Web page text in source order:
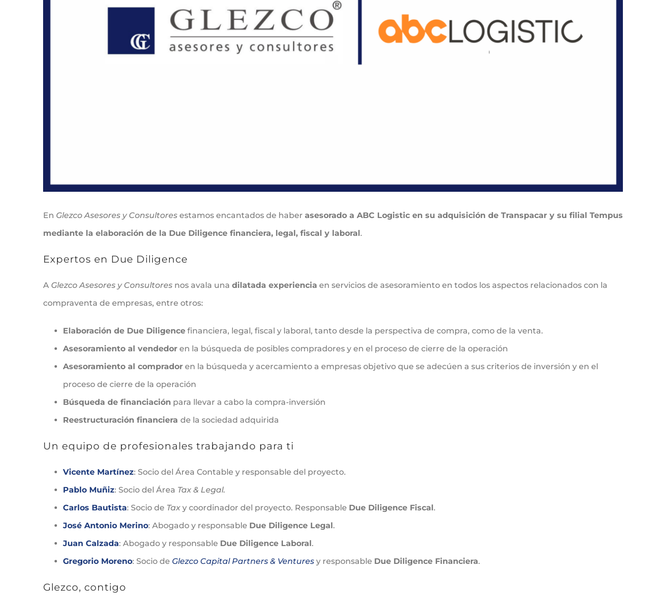
En Glezco Asesores y Consultores estamos encantados de haber asesorado a ABC Logistic en su adquisición de Transpacar y su filial Tempus
mediante la elaboración de la Due Diligence financiera, legal, fiscal y laboral.
Expertos en Due Diligence
A Glezco Asesores y Consultores nos avala una dilatada experiencia en servicios de asesoramiento en todos los aspectos relacionados con la
compraventa de empresas, entre otros:
Elaboración de Due Diligence financiera, legal, fiscal y laboral, tanto desde la perspectiva de compra, como de la venta.
Asesoramiento al vendedor en la búsqueda de posibles compradores y en el proceso de cierre de la operación
Asesoramiento al comprador en la búsqueda y acercamiento a empresas objetivo que se adecúen a sus criterios de inversión y en el
proceso de cierre de la operación
Búsqueda de financiación para llevar a cabo la compra-inversión
Reestructuración financiera de la sociedad adquirida
Un equipo de profesionales trabajando para ti
Vicente Martínez: Socio del Área Contable y responsable del proyecto.
Pablo Muñiz: Socio del Área Tax & Legal.
Carlos Bautista: Socio de Tax y coordinador del proyecto. Responsable Due Diligence Fiscal.
José Antonio Merino: Abogado y responsable Due Diligence Legal.
Juan Calzada: Abogado y responsable Due Diligence Laboral.
Gregorio Moreno: Socio de Glezco Capital Partners & Ventures y responsable Due Diligence Financiera.
Glezco, contigo